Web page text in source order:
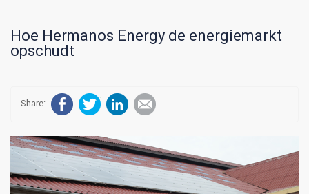
Hoe Hermanos Energy de energiemarkt
opschudt
FacebookTwitter LinkedIn